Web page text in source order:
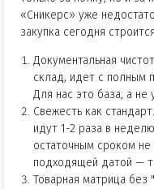
«Сникерс» уже
закупка сегодня
Документальная
склад, идет с полным
Для нас это база, а не
Свежесть как
идут 1-2 раза в
остаточным сроком не
подходящей датой —
Товарная матрица